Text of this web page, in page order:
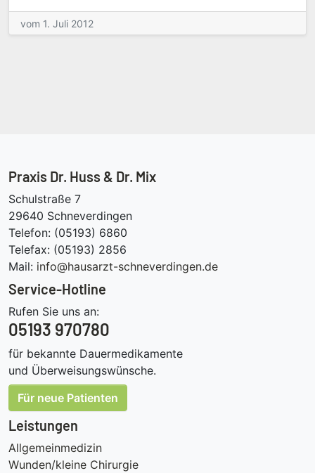
vom 1. Juli 2012
Praxis Dr. Huss & Dr. Mix
Schulstraße 7
29640 Schneverdingen
Telefon: (05193) 6860
Telefax: (05193) 2856
Mail: info@hausarzt-schneverdingen.de
Service-Hotline
Rufen Sie uns an:
05193 970780
für bekannte Dauermedikamente
und Überweisungswünsche.
Für neue Patienten
Leistungen
Allgemeinmedizin
Wunden/kleine Chirurgie